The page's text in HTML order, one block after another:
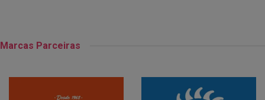
Marcas Parceiras